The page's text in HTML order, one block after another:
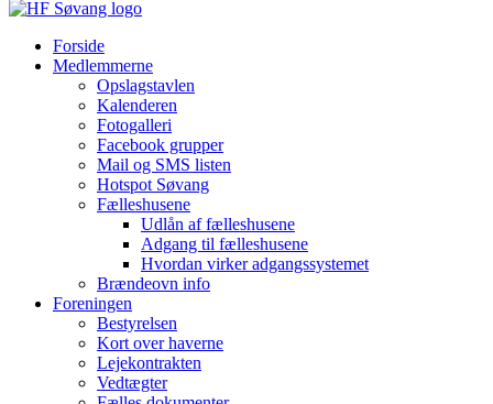
Forside
Medlemmerne
Opslagstavlen
Kalenderen
Fotogalleri
Facebook grupper
Mail og SMS listen
Hotspot Søvang
Fælleshusene
Udlån af fælleshusene
Adgang til fælleshusene
Hvordan virker adgangssystemet
Brændeovn info
Foreningen
Bestyrelsen
Kort over haverne
Lejekontrakten
Vedtægter